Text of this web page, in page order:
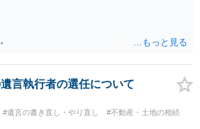
きればと思います。 ・・・婚姻前の契約 あ
の意思を実現する方法はあります。 弁護
。
言執行者の選任について
#遺言の書き直し・やり直し
#不動産・土地の相続